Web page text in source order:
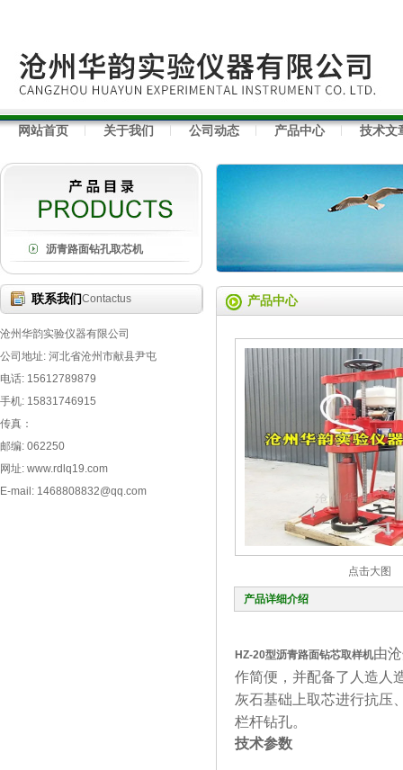
网站首页 关于我们 公司动态 产品中心 技术文
沥青路面钻孔取芯机
联系我们Contactus
沧州华韵实验仪器有限公司
公司地址: 河北省沧州市献县尹屯
电话: 15612789879
手机: 15831746915
传真：
邮编: 062250
网址: www.rdlq19.com
E-mail: 1468808832@qq.com
产品中心
点击大图
产品详细介绍
HZ-20型沥青路面钻芯取样机由
作简便，并配备了人造人
灰石基础上取芯进行抗压
栏杆钻孔。
技术参数